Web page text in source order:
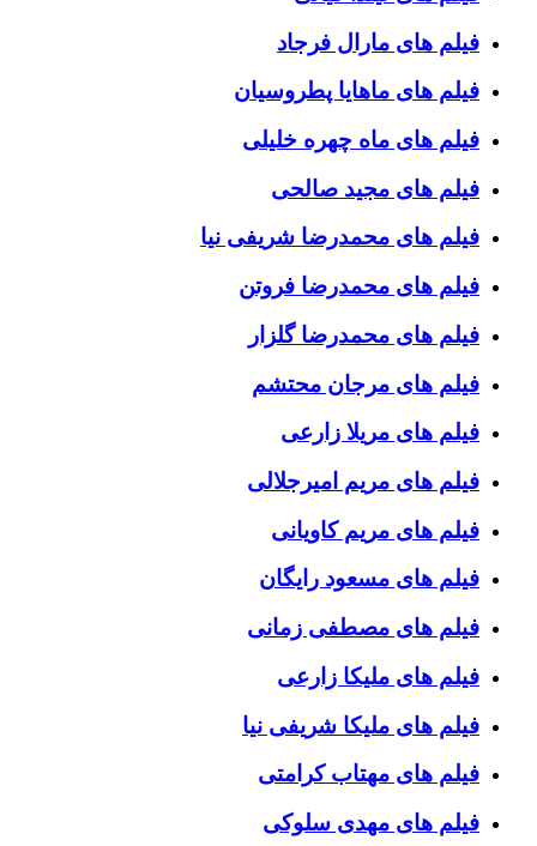
فیلم های مارال فرجاد
فیلم های ماهایا پطروسیان
فیلم های ماه چهره خلیلی
فیلم های مجید صالحی
فیلم های محمدرضا شریفی نیا
فیلم های محمدرضا فروتن
فیلم های محمدرضا گلزار
فیلم های مرجان محتشم
فیلم های مریلا زارعی
فیلم های مریم امیرجلالی
فیلم های مریم کاویانی
فیلم های مسعود رایگان
فیلم های مصطفی زمانی
فیلم های ملیکا زارعی
فیلم های ملیکا شریفی نیا
فیلم های مهتاب کرامتی
فیلم های مهدی سلوکی